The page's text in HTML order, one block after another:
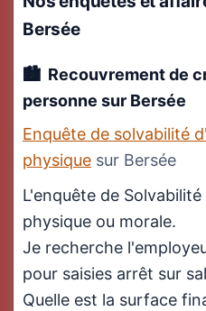
Bersée
Recouvrement de
personne sur Bersée
Enquête de solvabilité
physique sur Bersée
L'enquête de
physique ou morale.
Je recherche
pour saisies arrêt sur
Quelle est la surface